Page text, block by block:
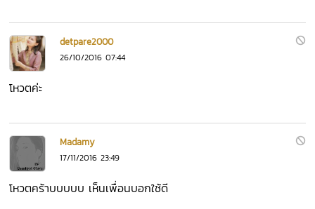
detpare2000
26/10/2016 07:44
โหวตค่ะ
Madamy
17/11/2016 23:49
โหวตคร้าบบบบบ เห็นเพื่อนบอกใช้ดี